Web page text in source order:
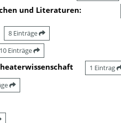
und Literaturen:
8 Einträge
10 Einträge
1 Eintrag